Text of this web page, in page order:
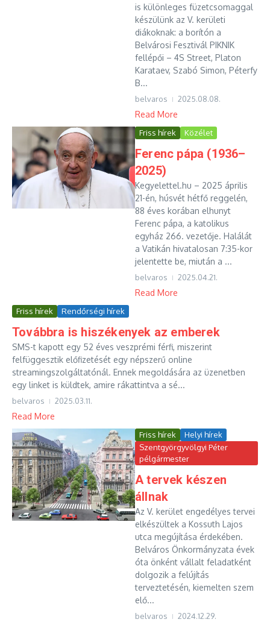
is különleges füzetcsomaggal
készülünk az V. kerületi
diákoknak: a borítón a
Belvárosi Fesztivál PIKNIK
fellépői – 4S Street, Platon
Karataev, Szabó Simon, Péterfy
B...
belvaros 2025.08.08.
Read More
Friss hírek Közélet
Ferenc pápa (1936–
2025)​
Kegyelettel.hu – 2025 április
21-én, húsvét hétfő reggelén,
88 éves korában elhunyt
Ferenc pápa, a katolikus
egyház 266. vezetője. Halálát
a Vatikán hivatalosan 7:35-kor
jelentette be, miután a ...
belvaros 2025.04.21.
Read More
Friss hírek Rendőrségi hírek
Továbbra is hiszékenyek az emberek
SMS-t kapott egy 52 éves veszprémi férfi, miszerint
felfüggesztik előfizetését egy népszerű online
streamingszolgáltatónál. Ennek megoldására az üzenetben
egy linket is küldtek, amire rákattintva a sé...
belvaros 2025.03.11.
Read More
Friss hírek
Helyi hírek
Szentgyörgyvölgyi Péter
pélgármester
A tervek készen
állnak
Az V. kerület engedélyes tervei
elkészültek a Kossuth Lajos
utca megújítása érdekében.
Belváros Önkormányzata évek
óta önként vállalt feladatként
dolgozik a felújítás
terveztetésén, kiemelten szem
elő...
belvaros 2024.12.29.